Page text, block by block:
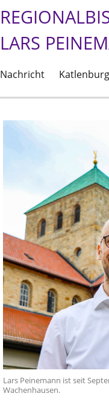
LARS
Nachricht
Lars Peinemann ist seit
Wachenhausen.